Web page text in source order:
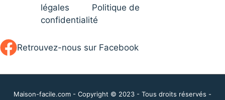
légales
Politique de
confidentialité
Retrouvez-nous sur Facebook
Maison-facile.com - Copyright © 2023 - Tous droits réservés -